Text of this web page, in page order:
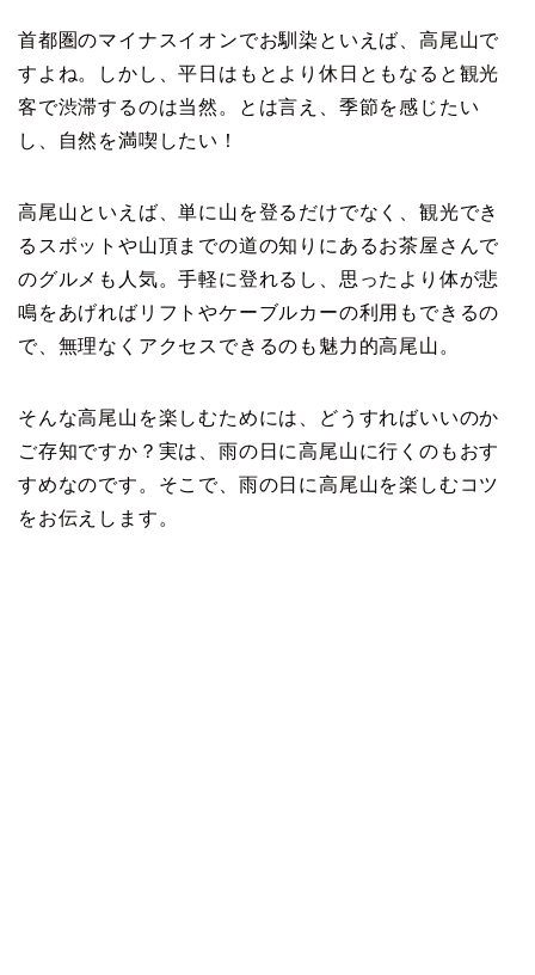
首都圏のマイナスイオンでお馴染といえば、高尾山で
すよね。しかし、平日はもとより休日ともなると観光
客で渋滞するのは当然。とは言え、季節を感じたい
し、自然を満喫したい！
高尾山といえば、単に山を登るだけでなく、観光でき
るスポットや山頂までの道の知りにあるお茶屋さんで
のグルメも人気。手軽に登れるし、思ったより体が悲
鳴をあげればリフトやケーブルカーの利用もできるの
で、無理なくアクセスできるのも魅力的高尾山。
そんな高尾山を楽しむためには、どうすればいいのか
ご存知ですか？実は、雨の日に高尾山に行くのもおす
すめなのです。そこで、雨の日に高尾山を楽しむコツ
をお伝えします。